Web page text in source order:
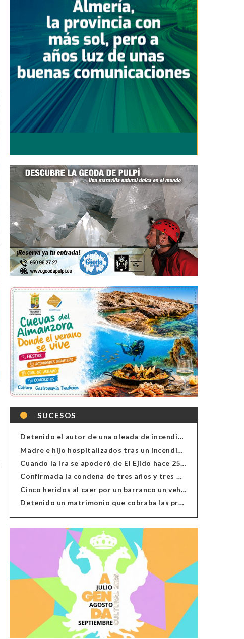
SUCESOS
Detenido el autor de una oleada de incendios de contenedores en Almería
Madre e hijo hospitalizados tras un incendio en la cocina de una vivienda en Almería
Cuando la ira se apoderó de El Ejido hace 25 años
Confirmada la condena de tres años y tres meses al hombre de Antas acusado de xenofobia
Cinco heridos al caer por un barranco un vehículo en Alcolea
Detenido un matrimonio que cobraba las prestaciones de ilegales en Almería, Granada, Málaga, Huelva y Murcia